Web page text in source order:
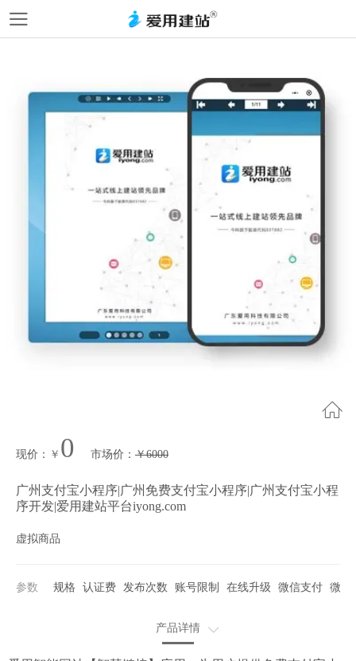
现价 ： ￥ 0 市场价 ： ￥6000
广州支付宝小程序|广州免费支付宝小程序|广州支付宝小程
序开发|爱用建站平台iyong.com
虚拟商品
参数 规格 认证费 发布次数 账号限制 在线升级 微信支付 微信
产品详情
使用步骤